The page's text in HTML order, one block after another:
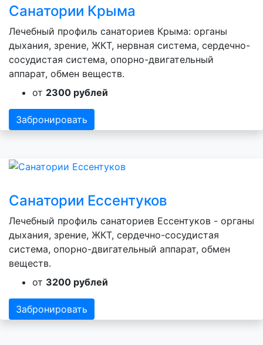
Санатории Крыма
Лечебный профиль санаториев Крыма: органы
дыхания, зрение, ЖКТ, нервная система, сердечно-
сосудистая система, опорно-двигательный
аппарат, обмен веществ.
от 2300 рублей
Забронировать
Санатории Ессентуков
Лечебный профиль санаториев Ессентуков - органы
дыхания, зрение, ЖКТ, сердечно-сосудистая
система, опорно-двигательный аппарат, обмен
веществ.
от 3200 рублей
Забронировать